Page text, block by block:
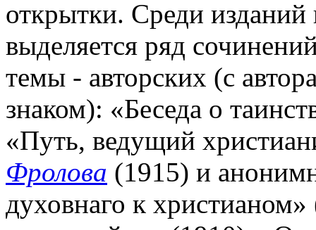
открытки. Среди изданий
выделяется ряд
темы - авторских (с
знаком): «Беседа о
«Путь, ведущий
Фролова (1915) и
духовнаго к